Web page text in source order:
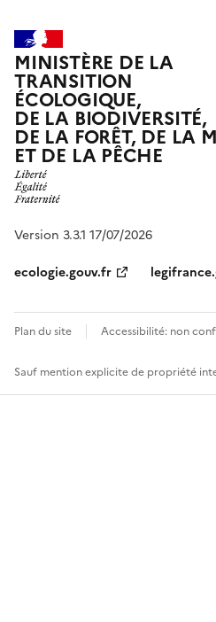
MINISTÈRE DE LA
TRANSITION
ÉCOLOGIQUE,
DE LA BIODIVERSITÉ,
DE LA FORÊT, DE LA
ET DE LA PÊCHE
Version 3.3.1 17/07/2026
ecologie.gouv.fr
Plan du site Accessibilité: non
Sauf mention explicite de propriété